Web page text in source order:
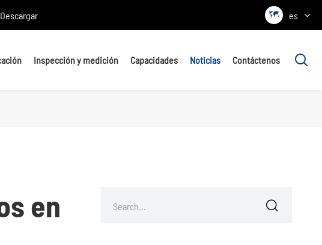
Descargar  es
Inspección y medición Capacidades Noticias Contáctenos 
en
